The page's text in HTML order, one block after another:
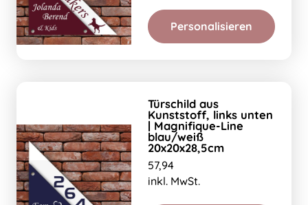
Personalisieren
Türschild aus
Kunststoff, links unten
| Magnifique-Line
blau/weiß
20x20x28,5cm
57,94
inkl. MwSt.